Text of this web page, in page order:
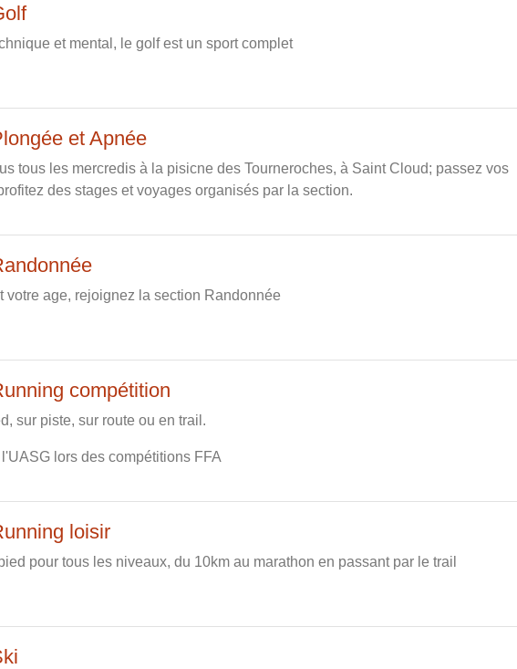
et mental, le golf est un sport complet
et Apnée
tous les mercredis à la pisicne des Tourneroches, à Saint Cloud; passez vos
des stages et voyages organisés par la section.
votre age, rejoignez la section Randonnée
compétition
sur piste, sur route ou en trail.
lors des compétitions FFA
loisir
pour tous les niveaux, du 10km au marathon en passant par le trail